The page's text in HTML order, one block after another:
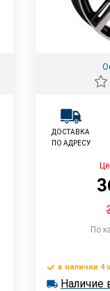
ДОСТАВКА
ПО АДРЕСУ
По
в наличии 4 шт.
в наличии 4
Наличие